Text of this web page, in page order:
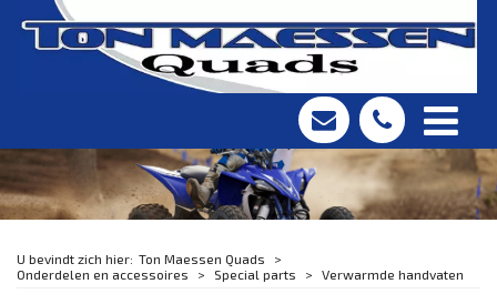
Ton Maessen Quads
Onderdelen en accessoires
Special parts Verwarmde handvaten